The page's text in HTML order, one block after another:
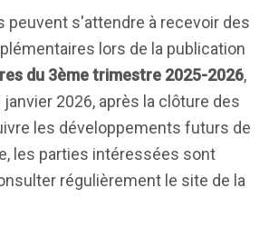
peuvent s'attendre à recevoir des
lors de la publication
du 3ème trimestre 2025-2026,
2026, après la clôture des
les développements futurs de
les parties intéressées sont
régulièrement le site de la